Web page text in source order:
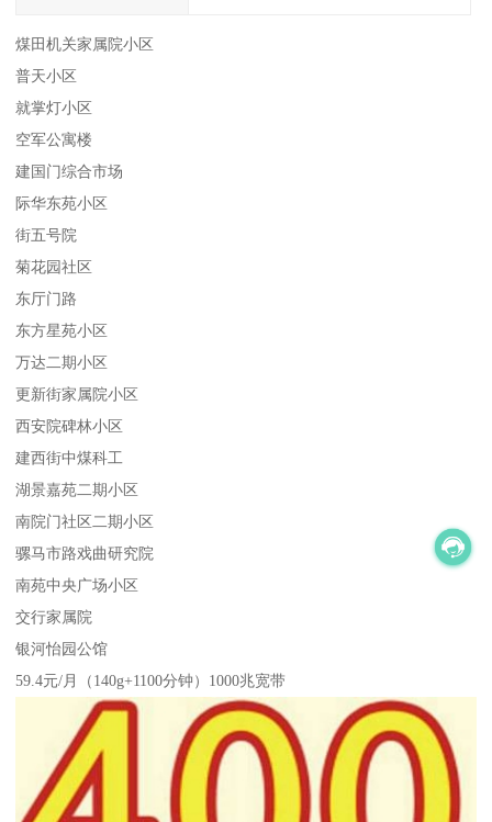
煤田机关家属院小区
普天小区
就掌灯小区
空军公寓楼
建国门综合市场
际华东苑小区
街五号院
菊花园社区
东厅门路
东方星苑小区
万达二期小区
更新街家属院小区
西安院碑林小区
建西街中煤科工
湖景嘉苑二期小区
南院门社区二期小区
骡马市路戏曲研究院
南苑中央广场小区
交行家属院
银河怡园公馆
59.4元/月（140g+1100分钟）1000兆宽带